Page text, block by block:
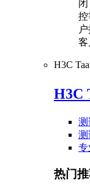
控
客
H3C
H3C
测
测
专
热门